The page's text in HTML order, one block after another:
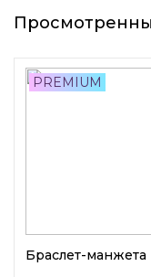
PREMIUM
Браслет-манжета